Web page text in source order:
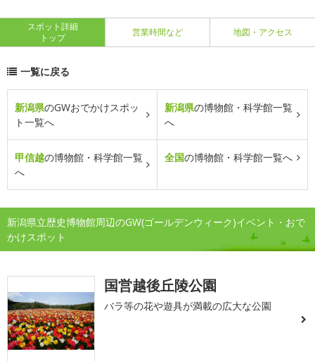
スポット詳細
トップ
営業時間など 地図・アクセス
一覧に戻る
新潟県のGWおでかけスポッ
ト一覧へ
新潟県の博物館・科学館一覧
へ
甲信越の博物館・科学館一覧
へ
全国の博物館・科学館一覧へ
新潟県立歴史博物館周辺のGW(ゴールデンウィーク)イベント・おで
かけスポット
国営越後丘陵公園
バラ等の花や遊具が満載の広大な公園